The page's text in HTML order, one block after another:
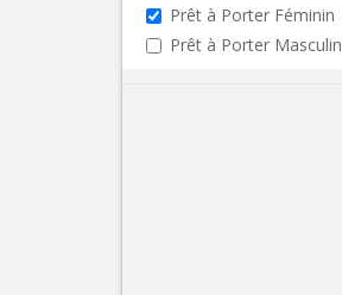
Prêt à Porter Féminin
Prêt à Porter Masculin